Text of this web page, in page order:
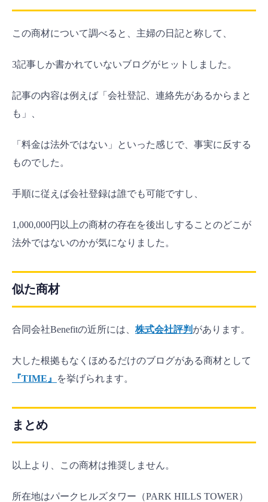
この商材について調べると、主婦の日記と称して、
3記事しか書かれていないブログがヒットしました。
記事の内容は例えば「会社登記、連絡先があるからまと
も」、
「料金は法外ではない」といった感じで、事実に反する
ものでした。
手順に従えば会社登録は誰でも可能ですし、
1,000,000円以上の商材の存在を後出しすることのどこが
法外ではないのかが気になりました。
似た商材
合同会社Benefitの近所には、 株式会社評判 があります。
大した根拠もなくほめるだけのブログがある商材として
『TIME』
を挙げられます。
まとめ
以上より、この商材は推奨しません。
所在地はパークヒルズタワー（PARK HILLS TOWER）